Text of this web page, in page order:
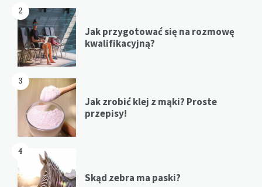
2
Jak przygotować się na rozmowę
kwalifikacyjną?
3
Jak zrobić klej z mąki? Proste
przepisy!
4
Skąd zebra ma paski?